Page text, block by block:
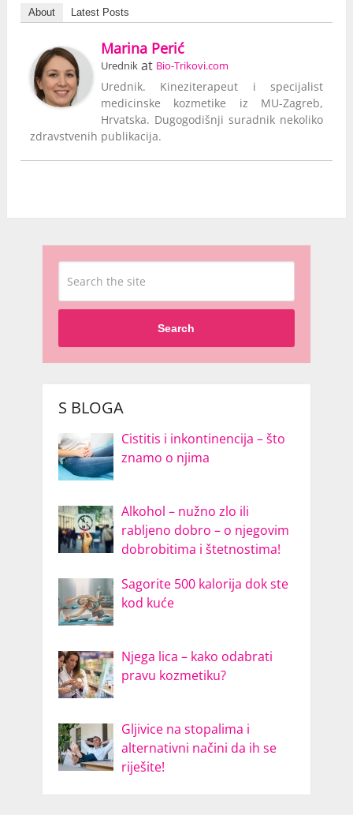
About Latest Posts
Marina Perić
Urednik at Bio-Trikovi.com
Urednik. Kineziterapeut i specijalist
medicinske kozmetike iz MU-Zagreb,
Hrvatska. Dugogodišnji suradnik nekoliko
zdravstvenih publikacija.
Search
S BLOGA
Cistitis i inkontinencija – što
znamo o njima
Alkohol – nužno zlo ili
rabljeno dobro – o njegovim
dobrobitima i štetnostima!
Sagorite 500 kalorija dok ste
kod kuće
Njega lica – kako odabrati
pravu kozmetiku?
Gljivice na stopalima i
alternativni načini da ih se
riješite!